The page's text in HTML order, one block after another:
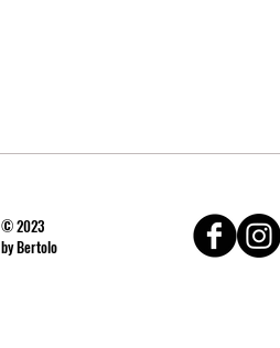
© 2023
by Bertolo